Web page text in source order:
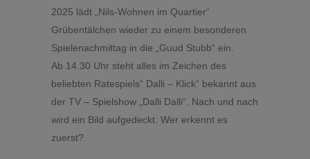
2025 lädt „Nils-Wohnen im Quartier“
Grübentälchen wieder zu einem besonderen
Spielenachmittag in die „Guud Stubb“ ein.
Ab 14.30 Uhr steht alles im Zeichen des
beliebten Ratespiels“ Dalli – Klick“ bekannt aus
der TV – Spielshow „Dalli Dalli“. Nach und nach
wird ein Bild aufgedeckt. Wer erkennt es
zuerst?